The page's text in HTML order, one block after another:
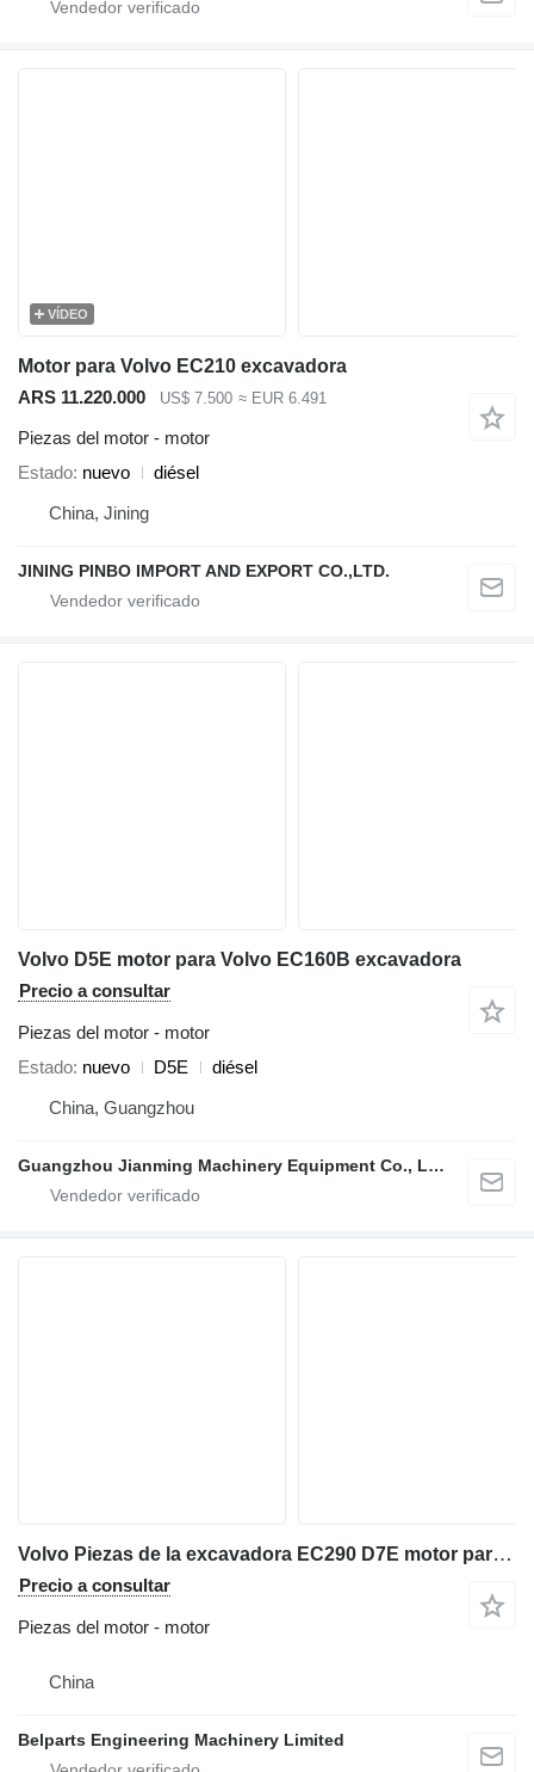
VÍDEO
Motor para Volvo EC210 excavadora
ARS 11.220.000
US$ 7.500 ≈ EUR 6.491
Piezas del motor - motor
Estado nuevo
diésel
China, Jining
JINING PINBO IMPORT AND EXPORT CO.,LTD.
Volvo D5E motor para Volvo EC160B excavadora
Precio a consultar
Piezas del motor - motor
Estado nuevo D5E
diésel
China, Guangzhou
Guangzhou Jianming Machinery Equipment Co., Ltd.
Volvo Piezas de la excavadora EC290 D7E motor para engine assy excavadora
Precio a consultar
Piezas del motor - motor
China
Belparts Engineering Machinery Limited